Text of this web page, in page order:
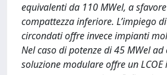
equivalenti da 110 MWel, a
compattezza inferiore. L’impiego
circondati offre invece impianti
Nel caso di potenze di 45 MWel
soluzione modulare offre un